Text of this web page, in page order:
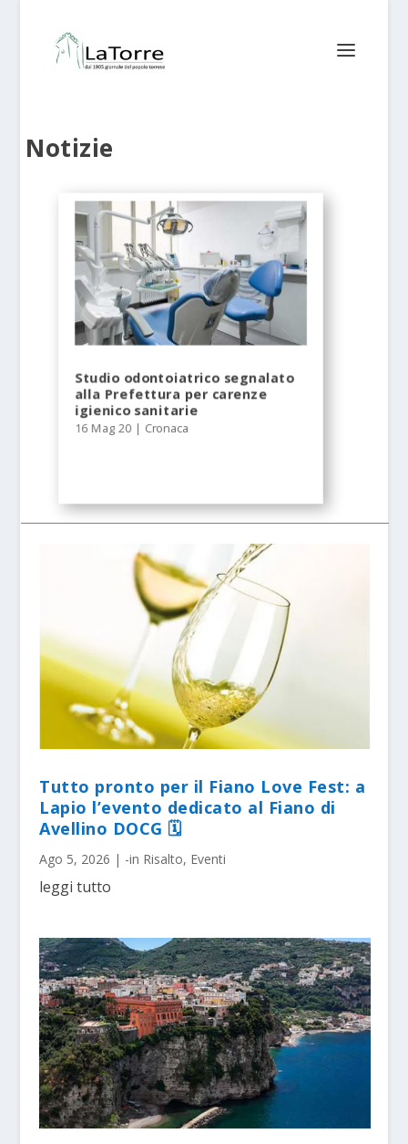
Notizie
Studio odontoiatrico segnalato
alla Prefettura per carenze
igienico sanitarie
16 Mag 20 | Cronaca
Tutto pronto per il Fiano Love Fest: a
Lapio l’evento dedicato al Fiano di
Avellino DOCG 🗓
Ago 5, 2026 | -in Risalto, Eventi
leggi tutto